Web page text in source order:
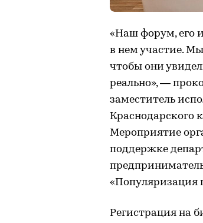
«Наш форум, его
в нем участие.
чтобы они
реально», —
заместитель
Краснодарского
Мероприятие
поддержке
«Популяризация
Регистрация на